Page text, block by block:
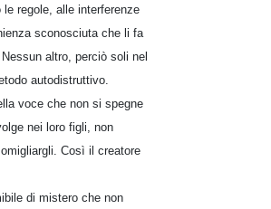
regole, alle interferenze
sconosciuta che li fa
altro, perciò soli nel
autodistruttivo.
voce che non si spegne
nei loro figli, non
Così il creatore
di mistero che non